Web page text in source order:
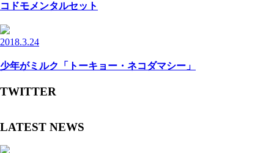
コドモメンタルセット
2018.3.24
少年がミルク「トーキョー・ネコダマシー」
TWITTER
LATEST NEWS